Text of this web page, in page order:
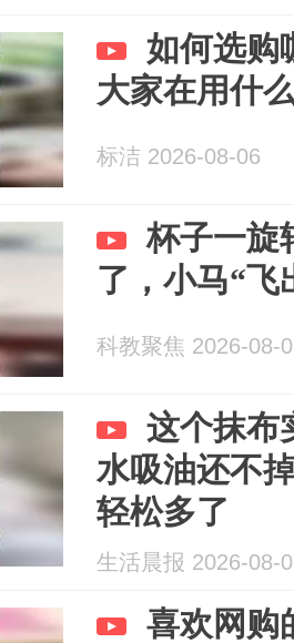
如何选购
大家在用什
标洁 2026-08-06
杯子一旋
了，小马“飞
科教聚焦 2026-08-
这个抹布
水吸油还不
轻松多了
生活晨报 2026-08-
喜欢网购